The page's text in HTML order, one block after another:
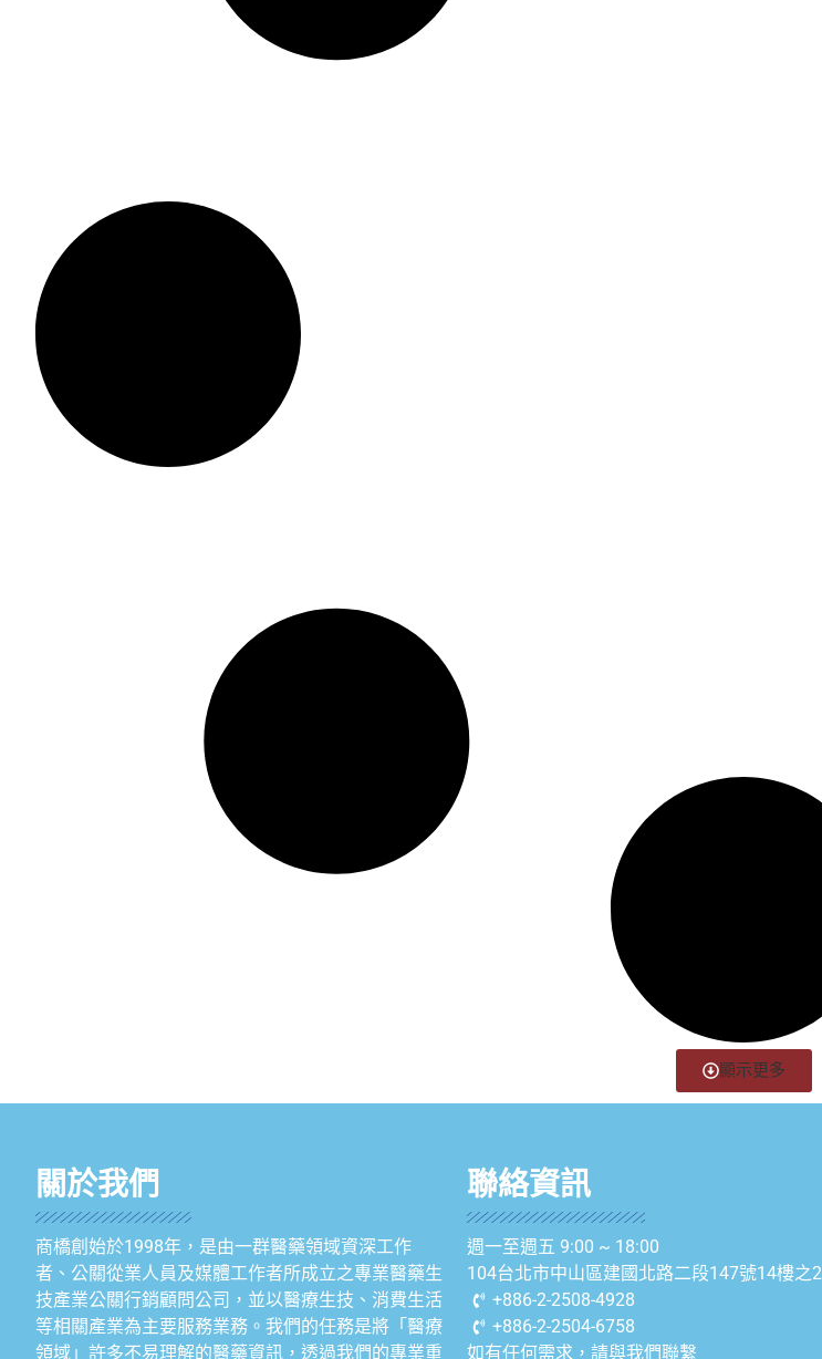
顯示更多
關於我們
商橋創始於1998年，是由一群醫藥領域資深工作
者、公關從業人員及媒體工作者所成立之專業醫藥生
技產業公關行銷顧問公司，並以醫療生技、消費生活
等相關產業為主要服務業務。我們的任務是將「醫療
領域」許多不易理解的醫藥資訊，透過我們的專業重
聯絡資訊
週一至週五 9:00 ~ 18:00
104台北市中山區建國北路二段147號14樓之2
+886-2-2508-4928
+886-2-2504-6758
如有任何需求，請與我們聯繫